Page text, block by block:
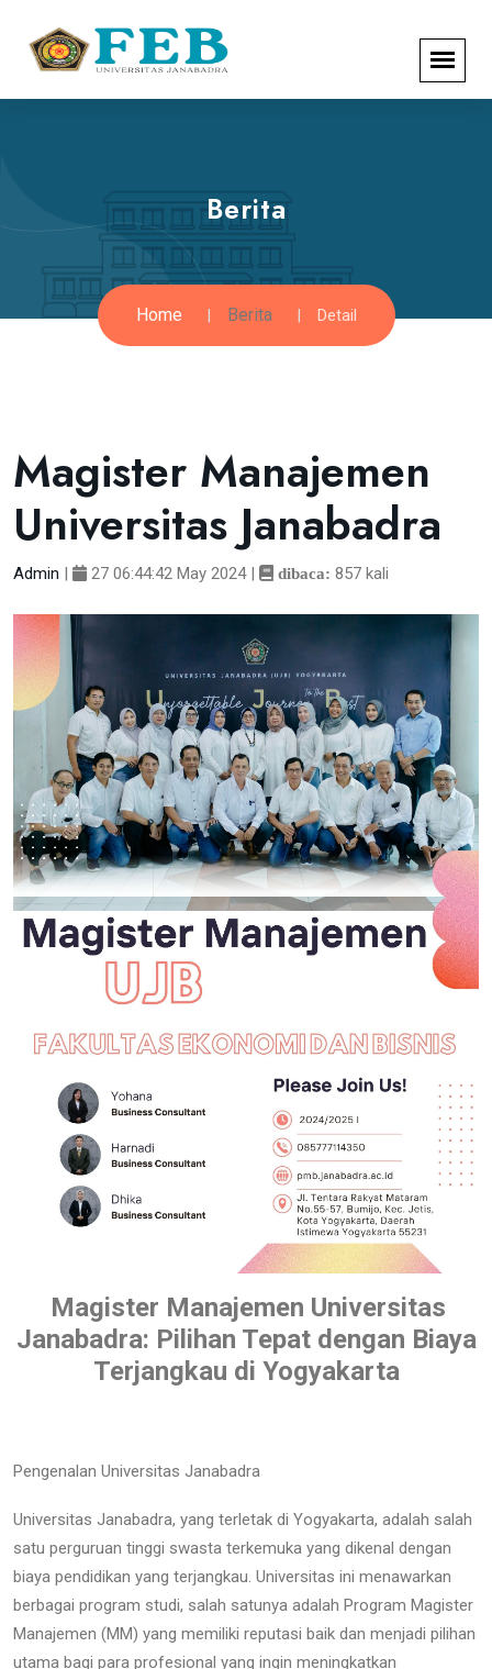
Berita
Home Berita Detail
Magister Manajemen
Universitas Janabadra
Admin | 27 06:44:42 May 2024| dibaca: 857 kali
Magister Manajemen Universitas
Janabadra: Pilihan Tepat dengan Biaya
Terjangkau di Yogyakarta
Pengenalan Universitas Janabadra
Universitas Janabadra, yang terletak di Yogyakarta, adalah salah
satu perguruan tinggi swasta terkemuka yang dikenal dengan
biaya pendidikan yang terjangkau. Universitas ini menawarkan
berbagai program studi, salah satunya adalah Program Magister
Manajemen (MM) yang memiliki reputasi baik dan menjadi pilihan
utama bagi para profesional yang ingin meningkatkan